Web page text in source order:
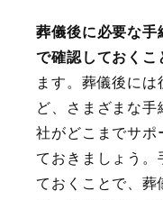
葬儀後に必要な手
で確認しておくこ
ます。葬儀後に
ど、さまざまな手
社がどこまでサポ
ておきましょう。
ておくことで、葬